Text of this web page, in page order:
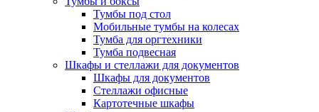
Тумбы под стол
Мобильные тумбы на колесах
Тумба для оргтехники
Тумба подвесная
Шкафы и стеллажи для документов
Шкафы для документов
Стеллажи офисные
Картотечные шкафы